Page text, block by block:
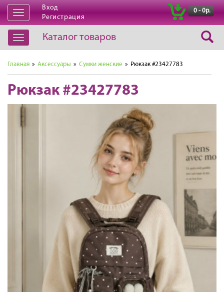
Открыть
навигацию
Вход
Регистрация
0 - 0р.
Открыть
навигацию
Каталог товаров
Главная » Аксессуары » Сумки женские » Рюкзак #23427783
Рюкзак #23427783